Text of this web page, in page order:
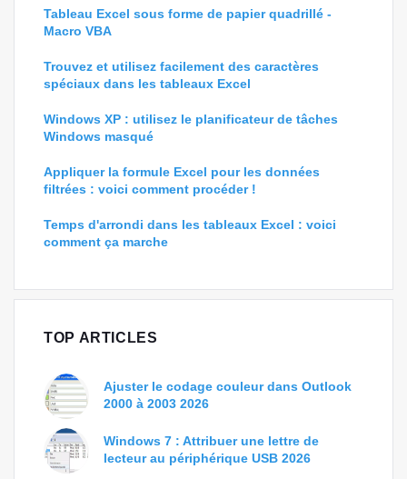
Tableau Excel sous forme de papier quadrillé -
Macro VBA
Trouvez et utilisez facilement des caractères
spéciaux dans les tableaux Excel
Windows XP : utilisez le planificateur de tâches
Windows masqué
Appliquer la formule Excel pour les données
filtrées : voici comment procéder !
Temps d'arrondi dans les tableaux Excel : voici
comment ça marche
TOP ARTICLES
Ajuster le codage couleur dans Outlook
2000 à 2003 2026
Windows 7 : Attribuer une lettre de
lecteur au périphérique USB 2026